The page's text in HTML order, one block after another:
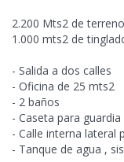
2.200 Mts2 de terreno
1.000 mts2 de
- Salida a dos calles
- Oficina de 25 mts2
- 2 baños
- Caseta para guardia
- Calle interna lateral
- Tanque de agua ,